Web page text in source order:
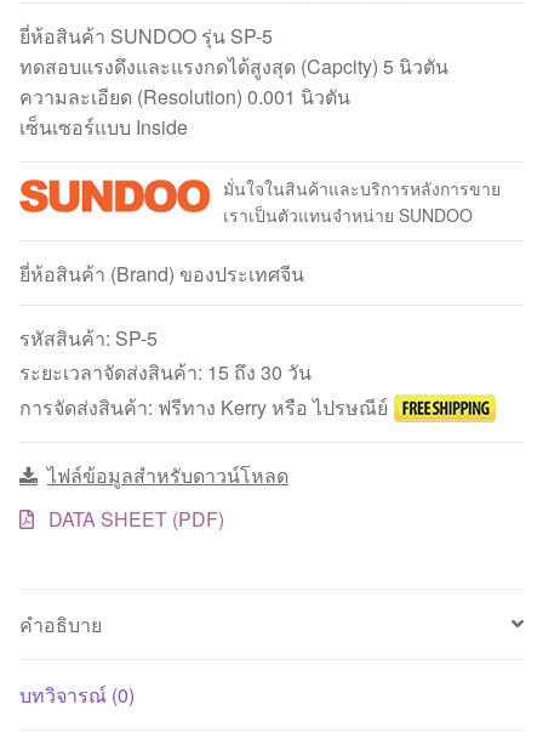
ยี่ห้อสินค้า SUNDOO รุ่น SP-5
ทดสอบแรงดึงและแรงกดได้สูงสุด (Capcity) 5 นิวตัน
ความละเอียด (Resolution) 0.001 นิวตัน
เซ็นเซอร์แบบ Inside
มั่นใจในสินค้าและบริการหลังการขาย
เราเป็นตัวแทนจำหน่าย SUNDOO
ยี่ห้อสินค้า (Brand) ของประเทศจีน
รหัสสินค้า: SP-5
ระยะเวลาจัดส่งสินค้า: 15 ถึง 30 วัน
การจัดส่งสินค้า: ฟรีทาง Kerry หรือ ไปรษณีย์
ไฟล์ข้อมูลสำหรับดาวน์โหลด
DATA SHEET (PDF)
คำอธิบาย
บทวิจารณ์ (0)